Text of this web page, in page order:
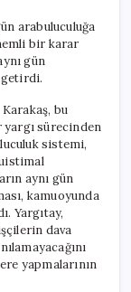
Geçersiz
Sayılacak
için
arabuluculuğa
bir karar
gün
getirdi.
bu
yargı sürecinden
sistemi,
aynı gün
kamuoyunda
Yargıtay,
dava
yapmalarının